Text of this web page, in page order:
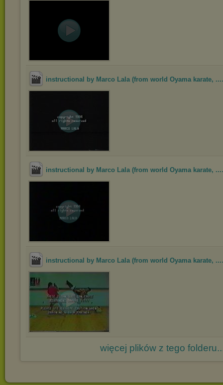
instructional by Marco Lala (from world Oyama karate, ...
instructional by Marco Lala (from world Oyama karate, ...
instructional by Marco Lala (from world Oyama karate, ...
więcej plików z tego